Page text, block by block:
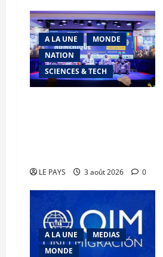
A LA UNE
MONDE
NATION
SCIENCES & TECH
LE PAYS 3 août 2026 0
A LA UNE
MEDIAS
MONDE